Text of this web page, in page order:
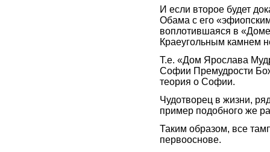
И если второе будет
Обама с его
воплотившаяся в
Краеугольным камнем
Т.е. «Дом Ярослава
Софии Премудрости
теория о Софии.
Чудотворец в жизни,
пример подобного же
Таким образом, все
первооснове.